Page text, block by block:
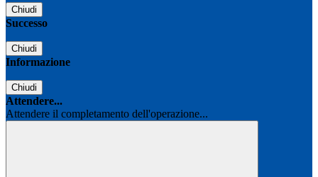
Chiudi
Successo
Chiudi
Informazione
Chiudi
Attendere...
Attendere il completamento dell'operazione...